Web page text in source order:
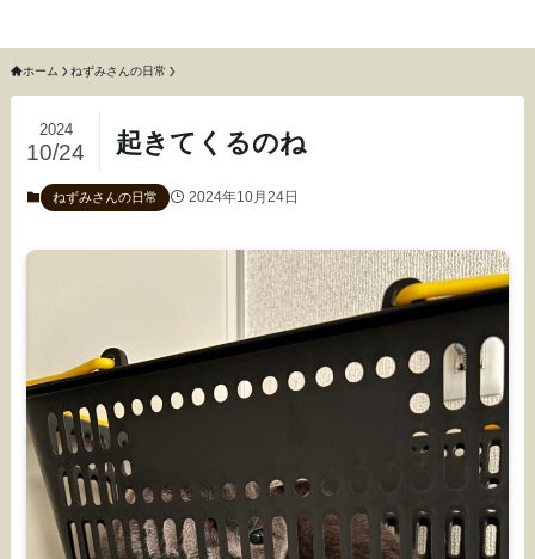
ホーム ねずみさんの日常
起きてくるのね
2024
10/24
ねずみさんの日常 2024年10月24日